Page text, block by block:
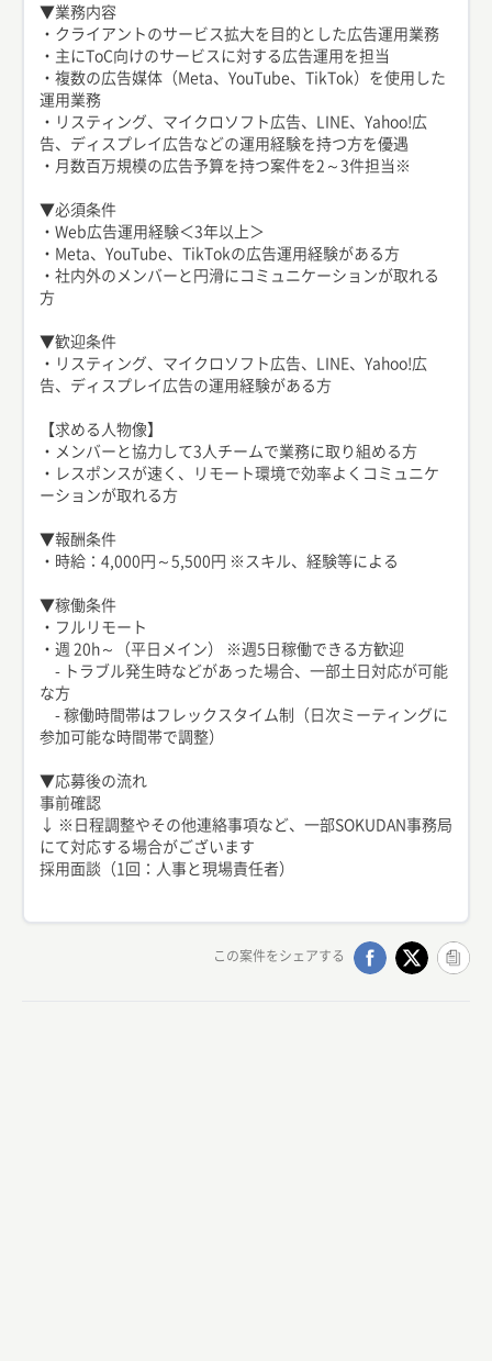
▼業務内容
・クライアントのサービス拡大を目的とした広告運用業務
・主にToC向けのサービスに対する広告運用を担当
・複数の広告媒体（Meta、YouTube、TikTok）を使用した
運用業務
・リスティング、マイクロソフト広告、LINE、Yahoo!広
告、ディスプレイ広告などの運用経験を持つ方を優遇
・月数百万規模の広告予算を持つ案件を2～3件担当※
▼必須条件
・Web広告運用経験＜3年以上＞
・Meta、YouTube、TikTokの広告運用経験がある方
・社内外のメンバーと円滑にコミュニケーションが取れる
方
▼歓迎条件
・リスティング、マイクロソフト広告、LINE、Yahoo!広
告、ディスプレイ広告の運用経験がある方
【求める人物像】
・メンバーと協力して3人チームで業務に取り組める方
・レスポンスが速く、リモート環境で効率よくコミュニケ
ーションが取れる方
▼報酬条件
・時給：4,000円～5,500円 ※スキル、経験等による
▼稼働条件
・フルリモート
・週 20h～（平日メイン） ※週5日稼働できる方歓迎
- トラブル発生時などがあった場合、一部土日対応が可能
な方
- 稼働時間帯はフレックスタイム制（日次ミーティングに
参加可能な時間帯で調整）
▼応募後の流れ
事前確認
↓ ※日程調整やその他連絡事項など、一部SOKUDAN事務局
にて対応する場合がございます
採用面談（1回：人事と現場責任者）
この案件をシェアする